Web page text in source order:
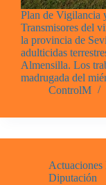
Plan de Vigilancia
Transmisores del
la provincia de
adulticidas
Almensilla. Los
madrugada del
ControlM
Diputación